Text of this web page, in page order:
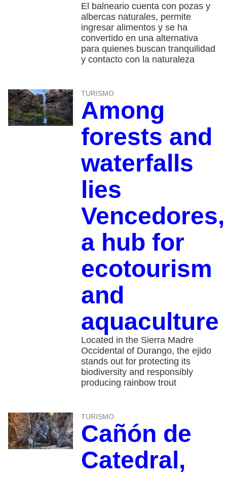
El balneario cuenta con pozas y
albercas naturales, permite
ingresar alimentos y se ha
convertido en una alternativa
para quienes buscan tranquilidad
y contacto con la naturaleza
TURISMO
Among
forests and
waterfalls
lies
Vencedores,
a hub for
ecotourism
and
aquaculture
Located in the Sierra Madre
Occidental of Durango, the ejido
stands out for protecting its
biodiversity and responsibly
producing rainbow trout
TURISMO
Cañón de
Catedral,